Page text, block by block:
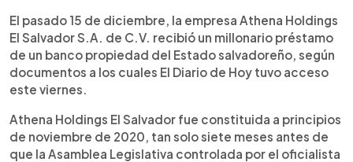
► Escuchar artículo
El pasado 15 de diciembre, la empresa Athena Holdings
El Salvador S.A. de C.V. recibió un millonario préstamo
de un banco propiedad del Estado salvadoreño, según
documentos a los cuales El Diario de Hoy tuvo acceso
este viernes.
Athena Holdings El Salvador fue constituida a principios
de noviembre de 2020, tan solo siete meses antes de
que la Asamblea Legislativa controlada por el oficialista